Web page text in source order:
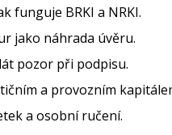
funguje BRKI a NRKI.
jako náhrada úvěru.
pozor při podpisu.
a provozním
a osobní ručení.